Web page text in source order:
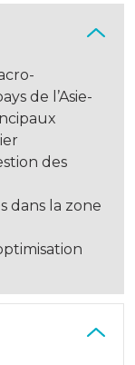
de l’Asie-
des
dans la zone